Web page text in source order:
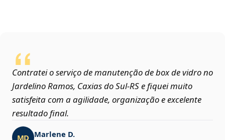
Contratei o serviço de manutenção de box de vidro no
Jardelino Ramos, Caxias do Sul‑RS e fiquei muito
satisfeita com a agilidade, organização e excelente
resultado final.
MD Marlene D.